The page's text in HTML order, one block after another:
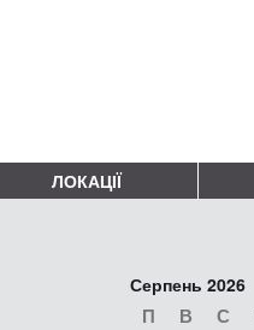
ЛОКАЦІЇ
Серпень 2026
П В С